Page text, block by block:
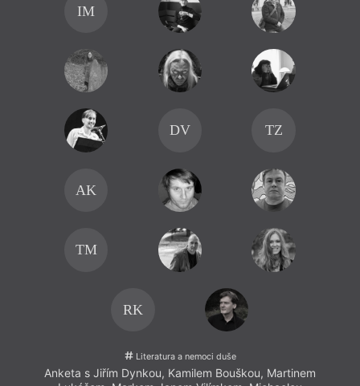
IM
DV TZ
AK
TM
RK
Literatura a nemoci duše
Anketa s Jiřím Dynkou, Kamilem Bouškou, Martinem